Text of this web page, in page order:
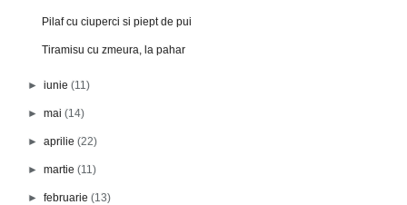
Pilaf cu ciuperci si piept de pui
Tiramisu cu zmeura, la pahar
►iunie(11)
►mai(14)
►aprilie(22)
►martie(11)
►februarie(13)